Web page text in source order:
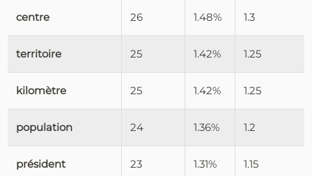
centre 26 1.48% 1.3
territoire 25 1.42% 1.25
kilomètre 25 1.42% 1.25
population 24 1.36% 1.2
président 23 1.31% 1.15